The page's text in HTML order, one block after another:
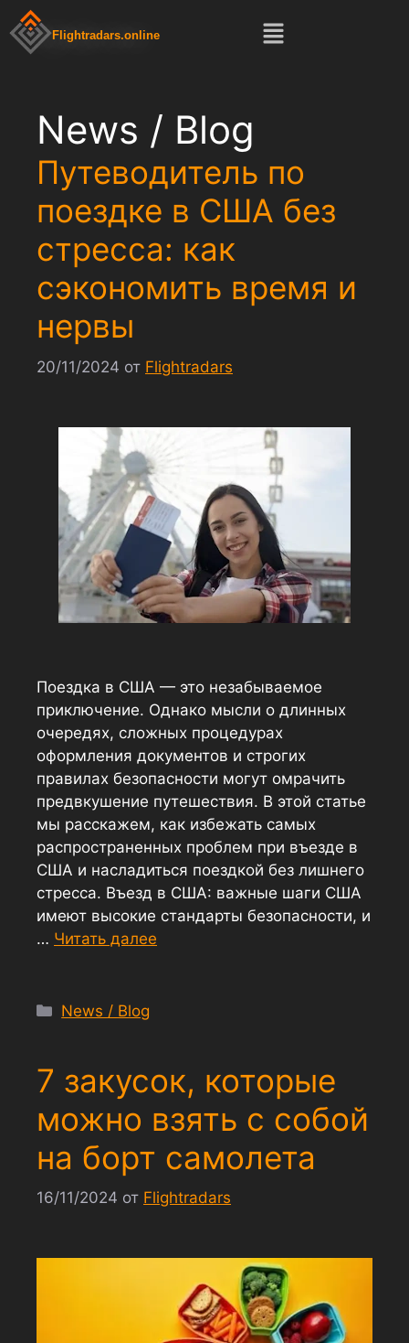
Flightradars.online
News / Blog
Путеводитель по
поездке в США без
стресса: как
сэкономить время и
нервы
20/11/2024 от Flightradars
Поездка в США — это незабываемое
приключение. Однако мысли о длинных
очередях, сложных процедурах
оформления документов и строгих
правилах безопасности могут омрачить
предвкушение путешествия. В этой статье
мы расскажем, как избежать самых
распространенных проблем при въезде в
США и насладиться поездкой без лишнего
стресса. Въезд в США: важные шаги США
имеют высокие стандарты безопасности, и
… Читать далее
News / Blog
7 закусок, которые
можно взять с собой
на борт самолета
16/11/2024 от Flightradars